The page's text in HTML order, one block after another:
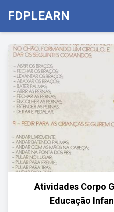
FDPLEARN
Atividades Corpo
Educação